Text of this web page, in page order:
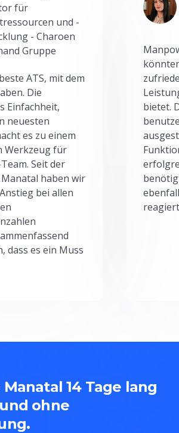
für
und -
- Charoen
Gruppe
ATS, mit dem
Die
Einfachheit,
neuesten
es zu einem
Werkzeug für
Seit der
haben wir
bei allen
dass es ein Muss
bietet.
14 Tage lang
ohne